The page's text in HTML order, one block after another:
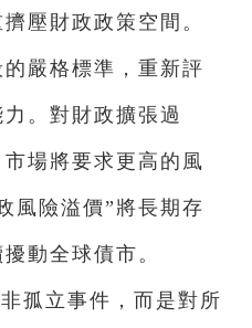
壓財政政策空間。
嚴格標準，重新評
。對財政擴張過
場將要求更高的風
風險溢價”將長期存
動全球債市。
孤立事件，而是對所